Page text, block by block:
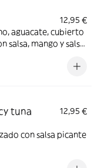
12,95 €
aguacate, cubierto
salsa, mango y salsa
tuna
12,95 €
con salsa picante